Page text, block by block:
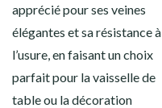
apprécié pour ses veines
élégantes et sa résistance à
l’usure, en faisant un choix
parfait pour la vaisselle de
table ou la décoration